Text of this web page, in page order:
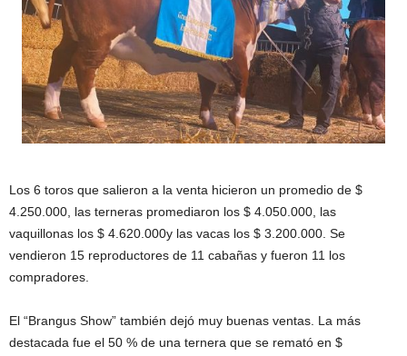
Los 6 toros que salieron a la venta hicieron un promedio de $
4.250.000, las terneras promediaron los $ 4.050.000, las
vaquillonas los $ 4.620.000y las vacas los $ 3.200.000. Se
vendieron 15 reproductores de 11 cabañas y fueron 11 los
compradores.
El “Brangus Show” también dejó muy buenas ventas. La más
destacada fue el 50 % de una ternera que se remató en $